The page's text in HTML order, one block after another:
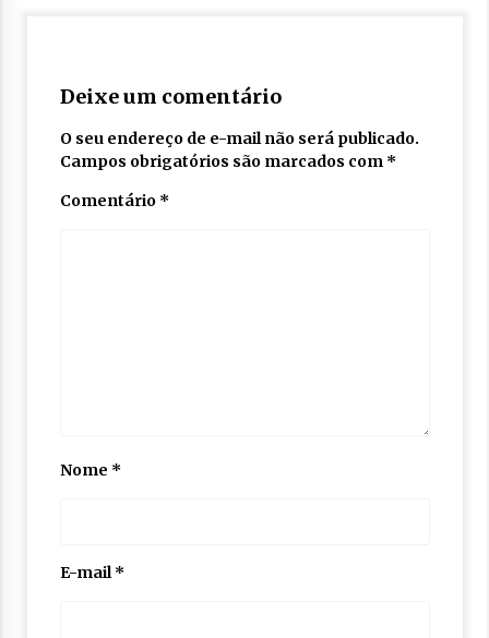
Deixe um comentário
O seu endereço de e-mail não será publicado.
Campos obrigatórios são marcados com *
Comentário *
Nome *
E-mail*